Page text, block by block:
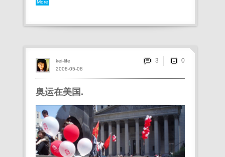
More
奥运在美国.
2008-05-08
kei-life 3